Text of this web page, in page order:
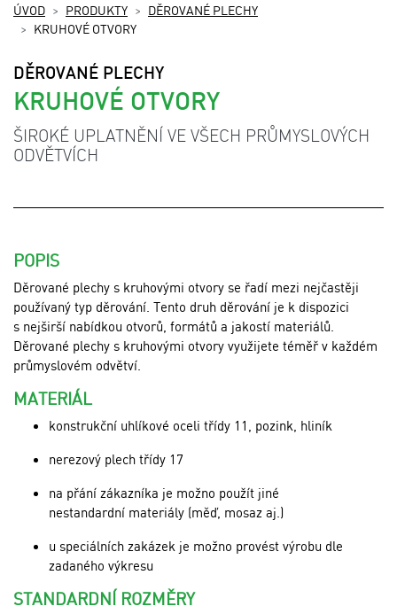
ÚVOD PRODUKTY
DĚROVANÉ PLECHY
KRUHOVÉ OTVORY
DĚROVANÉ PLECHY
KRUHOVÉ OTVORY
ŠIROKÉ UPLATNĚNÍ VE VŠECH PRŮMYSLOVÝCH
ODVĚTVÍCH
POPIS
Děrované plechy s kruhovými otvory se řadí mezi nejčastěji
používaný typ děrování. Tento druh děrování je k dispozici
s nejširší nabídkou otvorů, formátů a jakostí materiálů.
Děrované plechy s kruhovými otvory využijete téměř v každém
průmyslovém odvětví.
MATERIÁL
konstrukční uhlíkové oceli třídy 11, pozink, hliník
nerezový plech třídy 17
na přání zákazníka je možno použít jiné
nestandardní materiály (měď, mosaz aj.)
u speciálních zakázek je možno provést výrobu dle
zadaného výkresu
STANDARDNÍ ROZMĚRY